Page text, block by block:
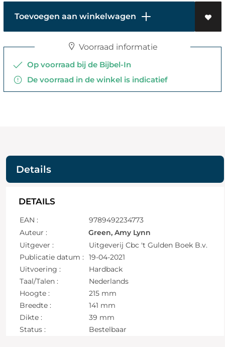
Toevoegen aan winkelwagen
Voorraad informatie
Op voorraad bij de Bijbel-In
De voorraad in de winkel is indicatief
Details
DETAILS
EAN :
9789492234773
Auteur :
Green, Amy Lynn
Uitgever :
Uitgeverij Cbc 't Gulden Boek B.v.
Publicatie datum :
19-04-2021
Uitvoering :
Hardback
Taal/Talen :
Nederlands
Hoogte :
215 mm
Breedte :
141 mm
Dikte :
39 mm
Status :
Bestelbaar